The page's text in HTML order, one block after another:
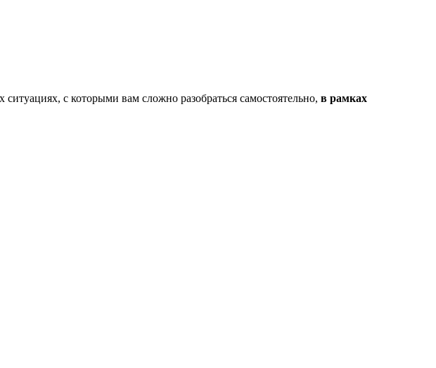
с которыми вам сложно разобраться самостоятельно, в рамках